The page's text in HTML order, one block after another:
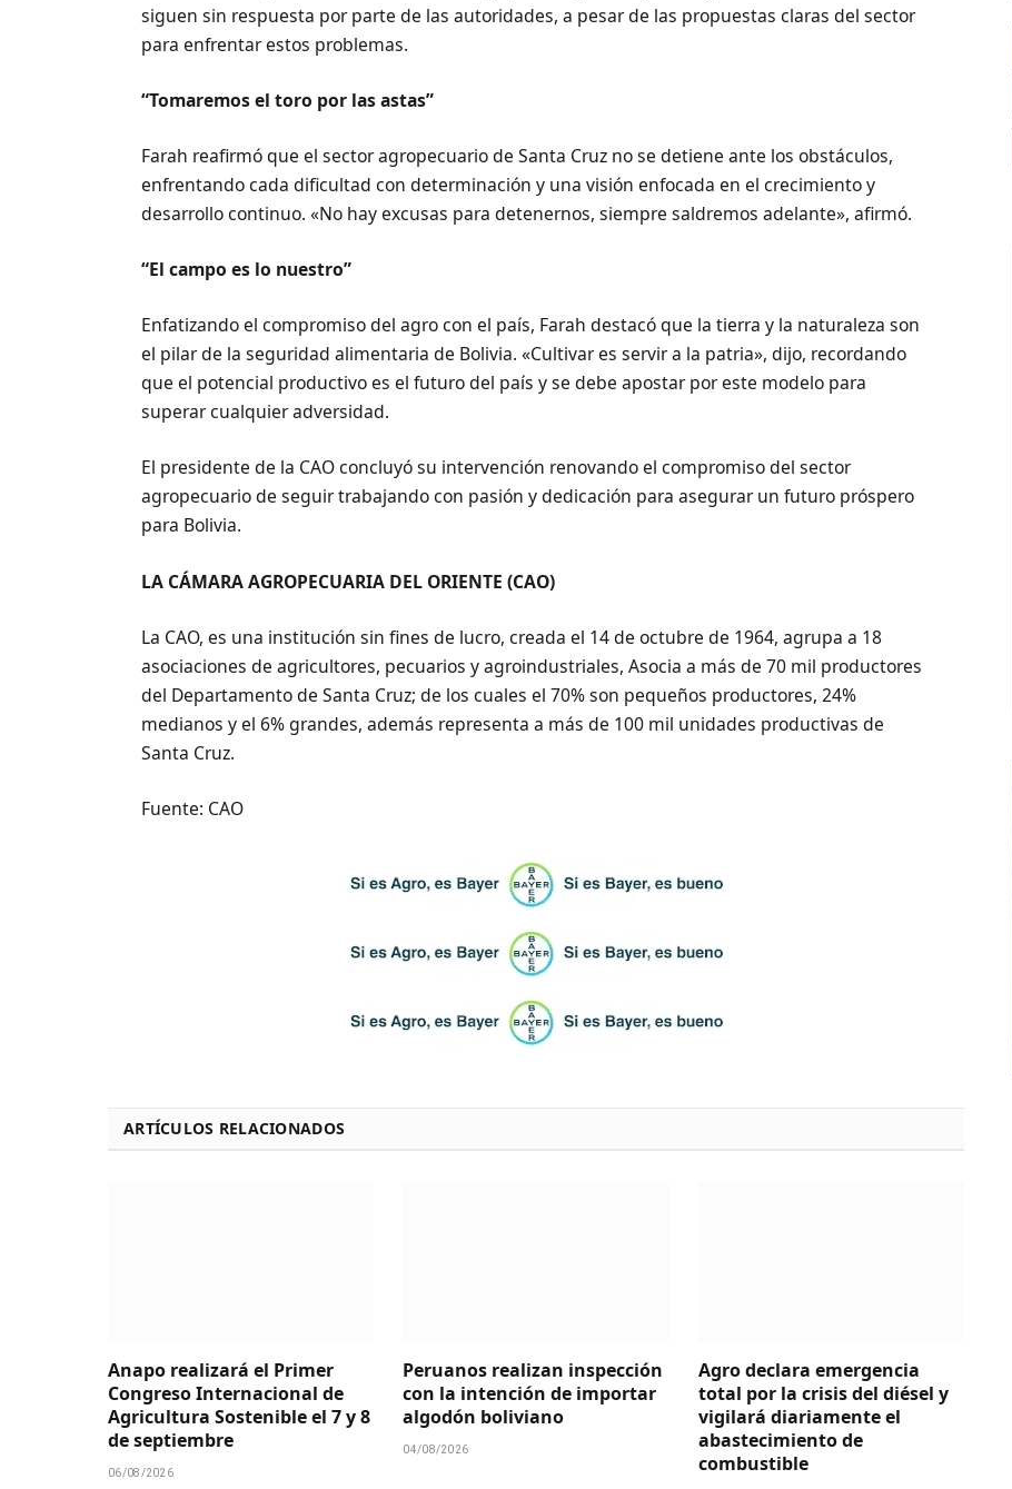
siguen sin respuesta por parte de las autoridades, a pesar de las propuestas claras del sector
para enfrentar estos problemas.
“Tomaremos el toro por las astas”
Farah reafirmó que el sector agropecuario de Santa Cruz no se detiene ante los obstáculos,
enfrentando cada dificultad con determinación y una visión enfocada en el crecimiento y
desarrollo continuo. «No hay excusas para detenernos, siempre saldremos adelante», afirmó.
“El campo es lo nuestro”
Enfatizando el compromiso del agro con el país, Farah destacó que la tierra y la naturaleza son
el pilar de la seguridad alimentaria de Bolivia. «Cultivar es servir a la patria», dijo, recordando
que el potencial productivo es el futuro del país y se debe apostar por este modelo para
superar cualquier adversidad.
El presidente de la CAO concluyó su intervención renovando el compromiso del sector
agropecuario de seguir trabajando con pasión y dedicación para asegurar un futuro próspero
para Bolivia.
LA CÁMARA AGROPECUARIA DEL ORIENTE (CAO)
La CAO, es una institución sin fines de lucro, creada el 14 de octubre de 1964, agrupa a 18
asociaciones de agricultores, pecuarios y agroindustriales, Asocia a más de 70 mil productores
del Departamento de Santa Cruz; de los cuales el 70% son pequeños productores, 24%
medianos y el 6% grandes, además representa a más de 100 mil unidades productivas de
Santa Cruz.
Fuente: CAO
ARTÍCULOS RELACIONADOS
Anapo realizará el Primer
Congreso Internacional de
Agricultura Sostenible el 7 y 8
de septiembre
06/08/2026
Peruanos realizan inspección
con la intención de importar
algodón boliviano
04/08/2026
Agro declara emergencia
total por la crisis del diésel y
vigilará diariamente el
abastecimiento de
combustible